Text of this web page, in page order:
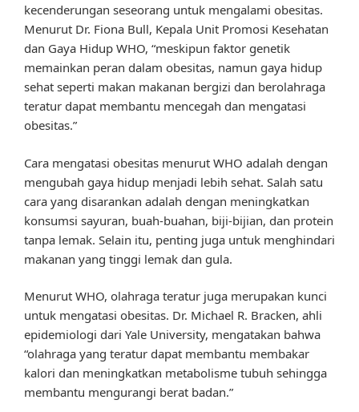
kecenderungan seseorang untuk mengalami obesitas.
Menurut Dr. Fiona Bull, Kepala Unit Promosi Kesehatan
dan Gaya Hidup WHO, “meskipun faktor genetik
memainkan peran dalam obesitas, namun gaya hidup
sehat seperti makan makanan bergizi dan berolahraga
teratur dapat membantu mencegah dan mengatasi
obesitas.”
Cara mengatasi obesitas menurut WHO adalah dengan
mengubah gaya hidup menjadi lebih sehat. Salah satu
cara yang disarankan adalah dengan meningkatkan
konsumsi sayuran, buah-buahan, biji-bijian, dan protein
tanpa lemak. Selain itu, penting juga untuk menghindari
makanan yang tinggi lemak dan gula.
Menurut WHO, olahraga teratur juga merupakan kunci
untuk mengatasi obesitas. Dr. Michael R. Bracken, ahli
epidemiologi dari Yale University, mengatakan bahwa
“olahraga yang teratur dapat membantu membakar
kalori dan meningkatkan metabolisme tubuh sehingga
membantu mengurangi berat badan.”